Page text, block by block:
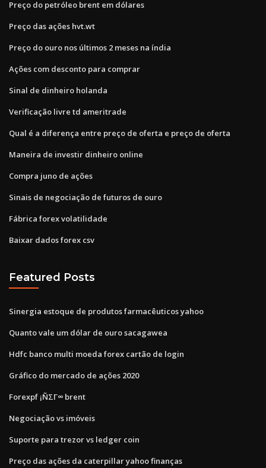
Preço do petróleo brent em dólares
Preço das ações hvt.wt
Preço do ouro nos últimos 2 meses na índia
Ações com desconto para comprar
Sinal de dinheiro holanda
Verificação livre td ameritrade
Qual é a diferença entre preço de oferta e preço de oferta
Maneira de investir dinheiro online
Compra juno de ações
Sinais de negociação de futuros de ouro
Fábrica forex volatilidade
Baixar dados forex csv
Featured Posts
Sinergia estoque de produtos farmacêuticos yahoo
Quanto vale um dólar de ouro sacagawea
Hdfc banco multi moeda forex cartão de login
Gráfico do mercado de ações 2020
Forexpf ¡ÑΣΓ∞ brent
Negociação vs imóveis
Suporte para trezor vs ledger coin
Preço das ações da caterpillar yahoo finanças